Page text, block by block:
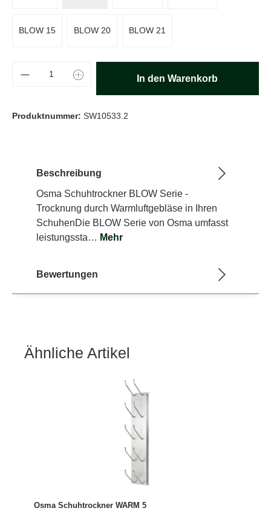
BLOW 15 BLOW 20 BLOW 21
Produkt Anzahl: Gib den gewünschten
In den Warenkorb
Produktnummer: SW10533.2
Beschreibung
Osma Schuhtrockner BLOW Serie -
Trocknung durch Warmluftgebläse in Ihren
SchuhenDie BLOW Serie von Osma umfasst
leistungssta… Mehr
Bewertungen
Produktgalerie überspringen
Ähnliche Artikel
Osma Schuhtrockner WARM 5